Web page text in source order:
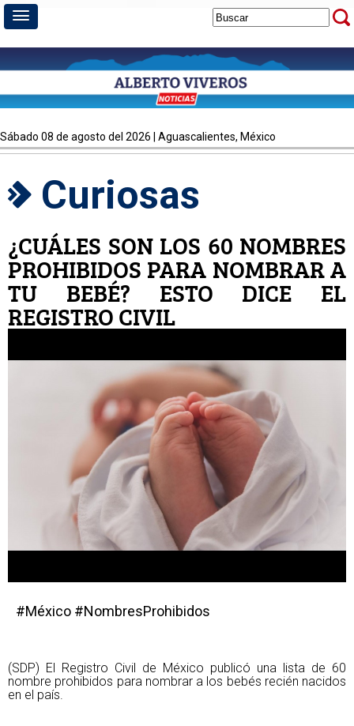
sábado 08 de agosto del 2026 | Aguascalientes, México
Curiosas
¿CUÁLES SON LOS 60 NOMBRES
PROHIBIDOS PARA NOMBRAR A
TU BEBÉ? ESTO DICE EL
REGISTRO CIVIL
#México #NombresProhibidos
(SDP) El Registro Civil de México publicó una lista de 60
nombre prohibidos para nombrar a los bebés recién nacidos
en el país.